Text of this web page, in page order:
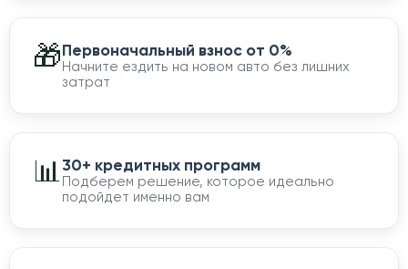
🎁Первоначальный взнос от 0%
Начните ездить на новом авто без лишних
затрат
📊30+ кредитных программ
Подберем решение, которое идеально
подойдет именно вам